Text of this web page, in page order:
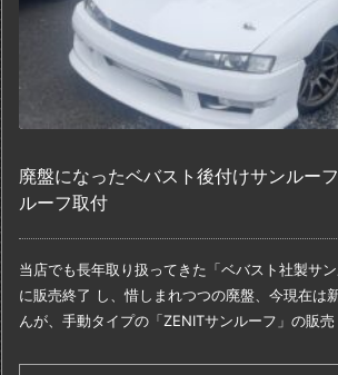
廃盤になったベバスト後付けサンルー
ルーフ取付
当店でも長年取り扱ってきた「ベバスト社製サン
に販売終了 し、惜しまれつつの廃盤、今現在は
んが、 手動タイプの「ZENITサンルーフ」の販